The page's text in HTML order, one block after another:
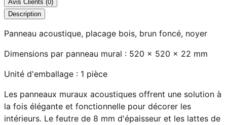
Avis Clients (0)
Description
Panneau acoustique, placage bois, brun foncé, noyer
Dimensions par panneau mural : 520 x 520 x 22 mm
Unité d'emballage : 1 pièce
Les panneaux muraux acoustiques offrent une solution à
la fois élégante et fonctionnelle pour décorer les
intérieurs. Le feutre de 8 mm d'épaisseur et les lattes de